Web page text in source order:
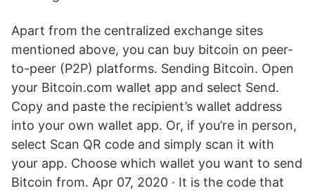
Apart from the centralized exchange sites
mentioned above, you can buy bitcoin on peer-
to-peer (P2P) platforms. Sending Bitcoin. Open
your Bitcoin.com wallet app and select Send.
Copy and paste the recipient’s wallet address
into your own wallet app. Or, if you’re in person,
select Scan QR code and simply scan it with
your app. Choose which wallet you want to send
Bitcoin from. Apr 07, 2020 · It is the code that